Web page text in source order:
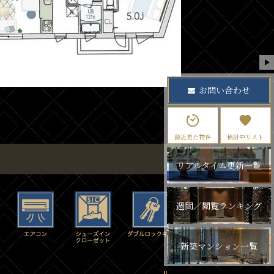
お問い合わせ
最近見た物件 検討中リスト
リアルタイム更新一覧
週間／閲覧ランキング
新築マンション一覧